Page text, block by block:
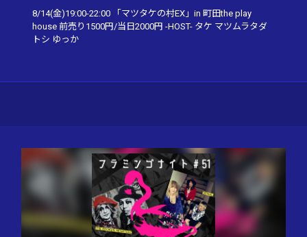
8/14(金)19:00-22:00 「マツタケの村EX」in 町田the play
house 前売り1500円/当日2000円 -HOST- タケ マツムラタダ
トシ ゆっか